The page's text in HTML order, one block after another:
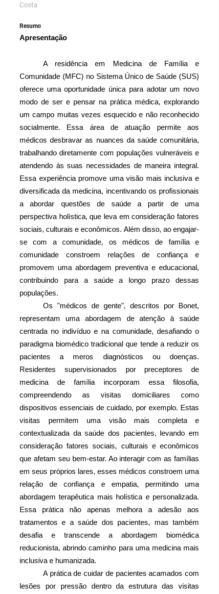
Costa
Resumo
Apresentação
A residência em Medicina de Família e
Comunidade (MFC) no Sistema Único de Saúde (SUS)
oferece uma oportunidade única para adotar um novo
modo de ser e pensar na prática médica, explorando
um campo muitas vezes esquecido e não reconhecido
socialmente. Essa área de atuação permite aos
médicos desbravar as nuances da saúde comunitária,
trabalhando diretamente com populações vulneráveis e
atendendo às suas necessidades de maneira integral.
Essa experiência promove uma visão mais inclusiva e
diversificada da medicina, incentivando os profissionais
a abordar questões de saúde a partir de uma
perspectiva holística, que leva em consideração fatores
sociais, culturais e econômicos. Além disso, ao engajar-
se com a comunidade, os médicos de família e
comunidade constroem relações de confiança e
promovem uma abordagem preventiva e educacional,
contribuindo para a saúde a longo prazo dessas
populações.
Os "médicos de gente", descritos por Bonet,
representam uma abordagem de atenção à saúde
centrada no indivíduo e na comunidade, desafiando o
paradigma biomédico tradicional que tende a reduzir os
pacientes a meros diagnósticos ou doenças.
Residentes supervisionados por preceptores de
medicina de família incorporam essa filosofia,
compreendendo as visitas domiciliares como
dispositivos essenciais de cuidado, por exemplo. Estas
visitas permitem uma visão mais completa e
contextualizada da saúde dos pacientes, levando em
consideração fatores sociais, culturais e econômicos
que afetam seu bem-estar. Ao interagir com as famílias
em seus próprios lares, esses médicos constroem uma
relação de confiança e empatia, permitindo uma
abordagem terapêutica mais holística e personalizada.
Essa prática não apenas melhora a adesão aos
tratamentos e a saúde dos pacientes, mas também
desafia e transcende a abordagem biomédica
reducionista, abrindo caminho para uma medicina mais
inclusiva e humanizada.
A prática de cuidar de pacientes acamados com
lesões por pressão dentro da estrutura das visitas